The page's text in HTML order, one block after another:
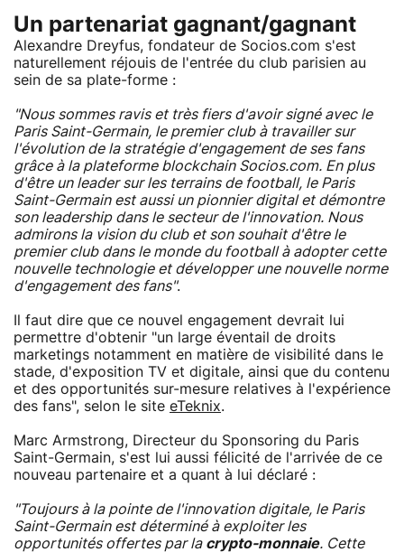
Un partenariat gagnant/gagnant
Alexandre Dreyfus, fondateur de Socios.com s'est
naturellement réjouis de l'entrée du club parisien au
sein de sa plate-forme :
"Nous sommes ravis et très fiers d'avoir signé avec le
Paris Saint-Germain, le premier club à travailler sur
l'évolution de la stratégie d'engagement de ses fans
grâce à la plateforme blockchain Socios.com. En plus
d'être un leader sur les terrains de football, le Paris
Saint-Germain est aussi un pionnier digital et démontre
son leadership dans le secteur de l'innovation. Nous
admirons la vision du club et son souhait d'être le
premier club dans le monde du football à adopter cette
nouvelle technologie et développer une nouvelle norme
d'engagement des fans".
Il faut dire que ce nouvel engagement devrait lui
permettre d'obtenir "un large éventail de droits
marketings notamment en matière de visibilité dans le
stade, d'exposition TV et digitale, ainsi que du contenu
et des opportunités sur-mesure relatives à l'expérience
des fans", selon le site eTeknix.
Marc Armstrong, Directeur du Sponsoring du Paris
Saint-Germain, s'est lui aussi félicité de l'arrivée de ce
nouveau partenaire et a quant à lui déclaré :
"Toujours à la pointe de l'innovation digitale, le Paris
Saint-Germain est déterminé à exploiter les
opportunités offertes par la crypto-monnaie. Cette